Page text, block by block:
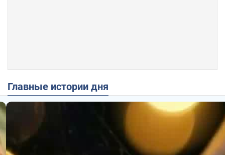
Главные истории дня